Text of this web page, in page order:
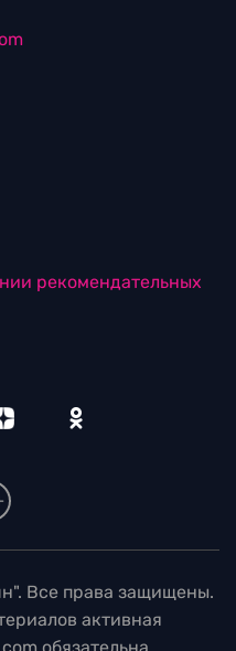
рекомендательных
Все права защищены.
активная